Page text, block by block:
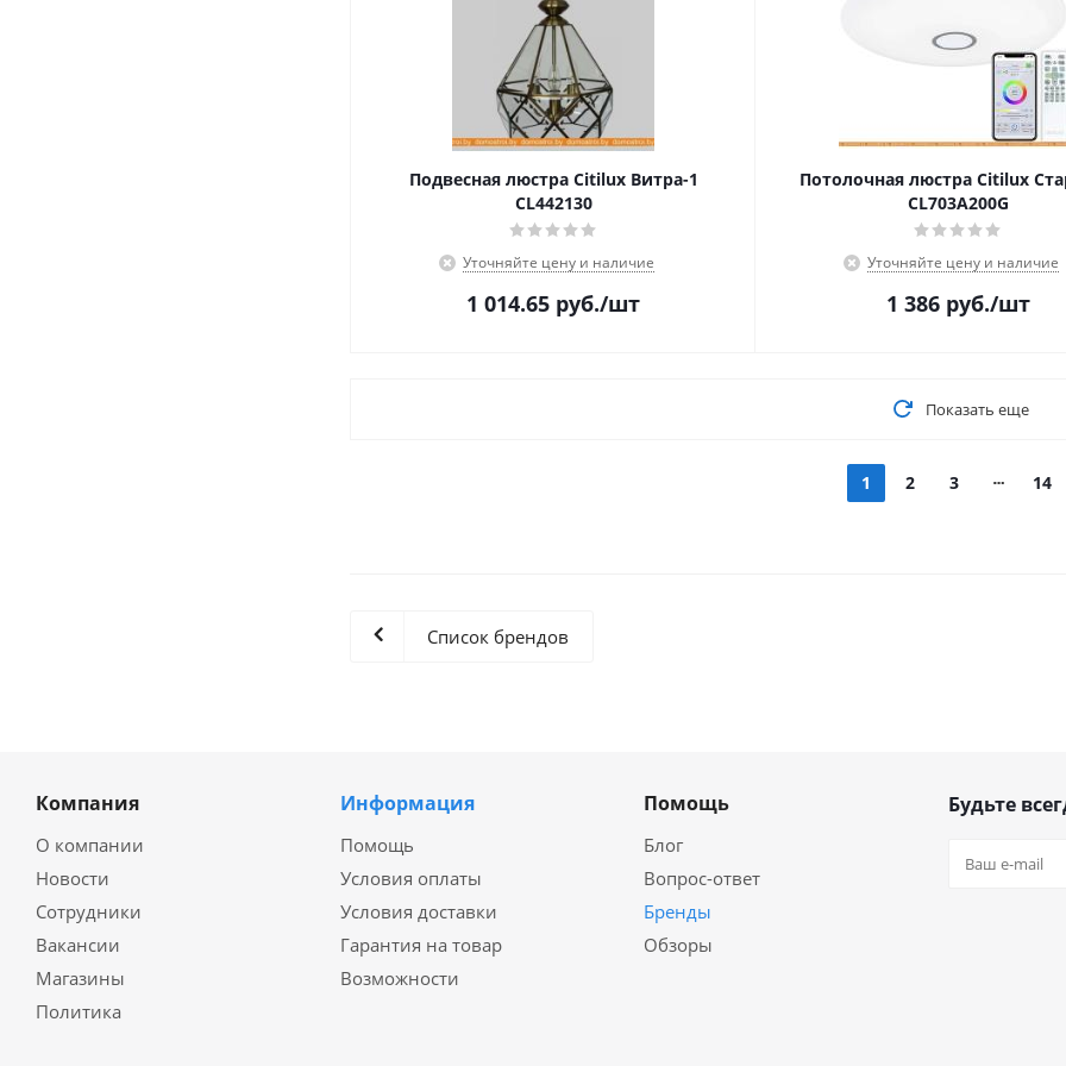
Подвесная люстра Citilux Витра-1
CL442130
Уточняйте цену и наличие
1 014.65 руб./шт
Потолочная люстра Citilux
CL703A200G
Уточняйте цену и наличие
1 386руб./шт
Показать еще
1 2 3 14
Список брендов
Компания
О компании
Новости
Сотрудники
Вакансии
Магазины
Политика
Информация
Помощь
Условия оплаты
Условия доставки
Гарантия на товар
Возможности
Помощь
Блог
Вопрос-ответ
Бренды
Обзоры
Будьте